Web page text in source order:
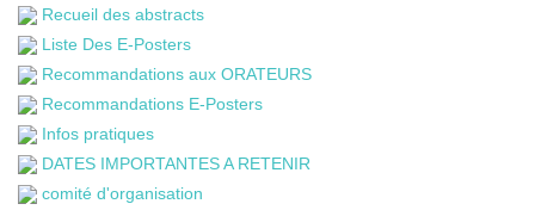
Recueil des abstracts
Liste Des E-Posters
Recommandations aux ORATEURS
Recommandations E-Posters
Infos pratiques
DATES IMPORTANTES A RETENIR
comité d'organisation